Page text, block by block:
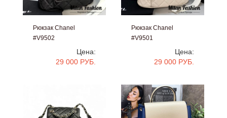
Рюкзак Chanel
#V9502
Цена:
29 000 РУБ.
Рюкзак Chanel
#V9501
Цена:
29 000 РУБ.